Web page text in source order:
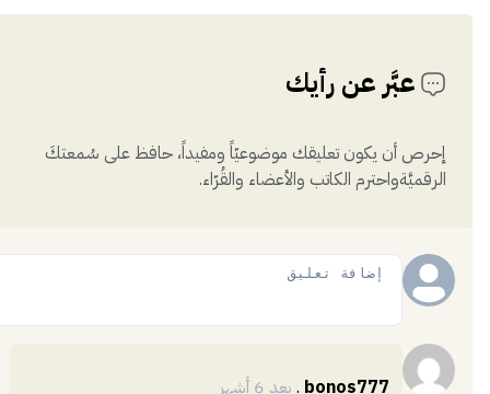
عبَّر عن رأيك
إحرص أن يكون تعليقك موضوعيّاً ومفيداً، حافظ على سُمعتكَ
الرقميَّةواحترم الكاتب والأعضاء والقُرّاء.
bonos777
. بعد 6 أشهر